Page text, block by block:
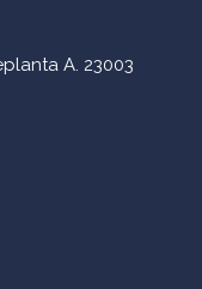
A. 23003